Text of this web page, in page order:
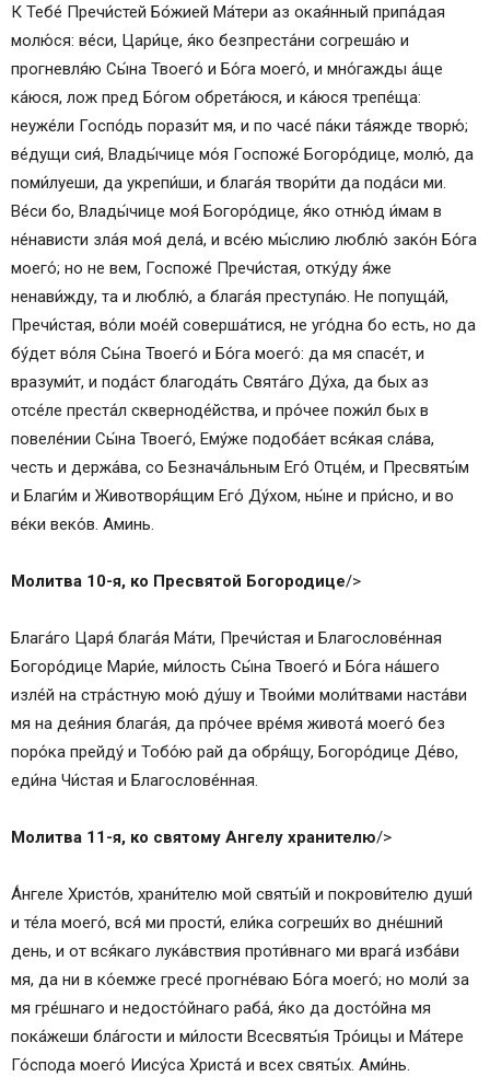
К Тебе́ Пречи́стей Бо́жией Ма́тери аз окая́нный припа́дая
молю́ся: ве́си, Цари́це, я́ко безпреста́ни согреша́ю и
прогневля́ю Сы́на Твоего́ и Бо́га моего́, и мно́гажды а́ще
ка́юся, лож пред Бо́гом обрета́юся, и ка́юся трепе́ща:
неуже́ли Госпо́дь порази́т мя, и по часе́ па́ки та́яжде творю́;
ве́дущи сия́, Влады́чице мо́я Госпоже́ Богоро́дице, молю́, да
поми́луеши, да укрепи́ши, и блага́я твори́ти да пода́си ми.
Ве́си бо, Влады́чице моя́ Богоро́дице, я́ко отню́д и́мам в
не́нависти зла́я моя́ дела́, и все́ю мы́слию люблю́ зако́н Бо́га
моего́; но не вем, Госпоже́ Пречи́стая, отку́ду я́же
ненави́жду, та и люблю́, а блага́я преступа́ю. Не попуща́й,
Пречи́стая, во́ли мое́й соверша́тися, не уго́дна бо есть, но да
бу́дет во́ля Сы́на Твоего́ и Бо́га моего́: да мя спасе́т, и
вразуми́т, и пода́ст благода́ть Свята́го Ду́ха, да бых аз
отсе́ле преста́л скверноде́йства, и про́чее пожи́л бых в
повеле́нии Сы́на Твоего́, Ему́же подоба́ет вся́кая сла́ва,
честь и держа́ва, со Безнача́льным Его́ Отце́м, и Пресвяты́м
и Благи́м и Животворя́щим Его́ Ду́хом, ны́не и при́сно, и во
ве́ки веко́в. Aминь.
Молитва 10-я, ко Пресвятой Богородице/>
Блага́го Царя́ блага́я Ма́ти, Пречи́стая и Благослове́нная
Богоро́дице Мари́е, ми́лость Сы́на Твоего́ и Бо́га на́шего
изле́й на стра́стную мою́ ду́шу и Твои́ми моли́твами наста́ви
мя на дея́ния блага́я, да про́чее вре́мя живота́ моего́ без
поро́ка прейду́ и Тобо́ю рай да обря́щу, Богоро́дице Де́во,
еди́на Чи́стая и Благослове́нная.
Молитва 11-я, ко святому Ангелу хранителю/>
А́нгеле Христо́в, храни́телю мой святы́й и покрови́телю души́
и те́ла моего́, вся́ ми прости́, ели́ка согреши́х во дне́шний
день, и от вся́каго лука́вствия проти́внаго ми врага́ изба́ви
мя, да ни в ко́емже гресе́ прогне́ваю Бо́га моего́; но моли́ за
мя гре́шнаго и недосто́йнаго раба́, я́ко да досто́йна мя
пока́жеши бла́гости и ми́лости Всесвяты́я Тро́ицы и Ма́тере
Го́спода моего́ Иису́са Христа́ и всех святы́х. Ами́нь.